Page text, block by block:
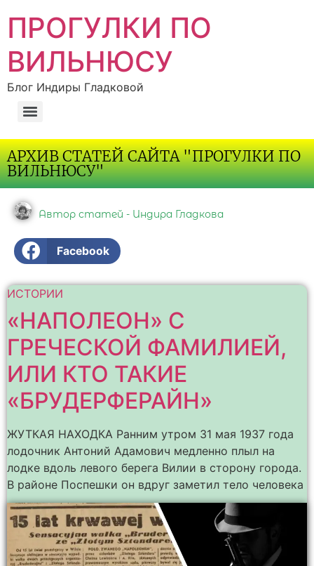
ПРОГУЛКИ ПО
ВИЛЬНЮСУ
Блог Индиры Гладковой
АРХИВ СТАТЕЙ САЙТА "ПРОГУЛКИ ПО
ВИЛЬНЮСУ"
Автор статей - Индира Гладкова
Facebook
ИСТОРИИ
«НАПОЛЕОН» С
ГРЕЧЕСКОЙ ФАМИЛИЕЙ,
ИЛИ КТО ТАКИЕ
«БРУДЕРФЕРАЙН»
ЖУТКАЯ НАХОДКА Ранним утром 31 мая 1937 года
лодочник Антоний Адамович медленно плыл на
лодке вдоль левого берега Вилии в сторону города.
В районе Поспешки он вдруг заметил тело человека